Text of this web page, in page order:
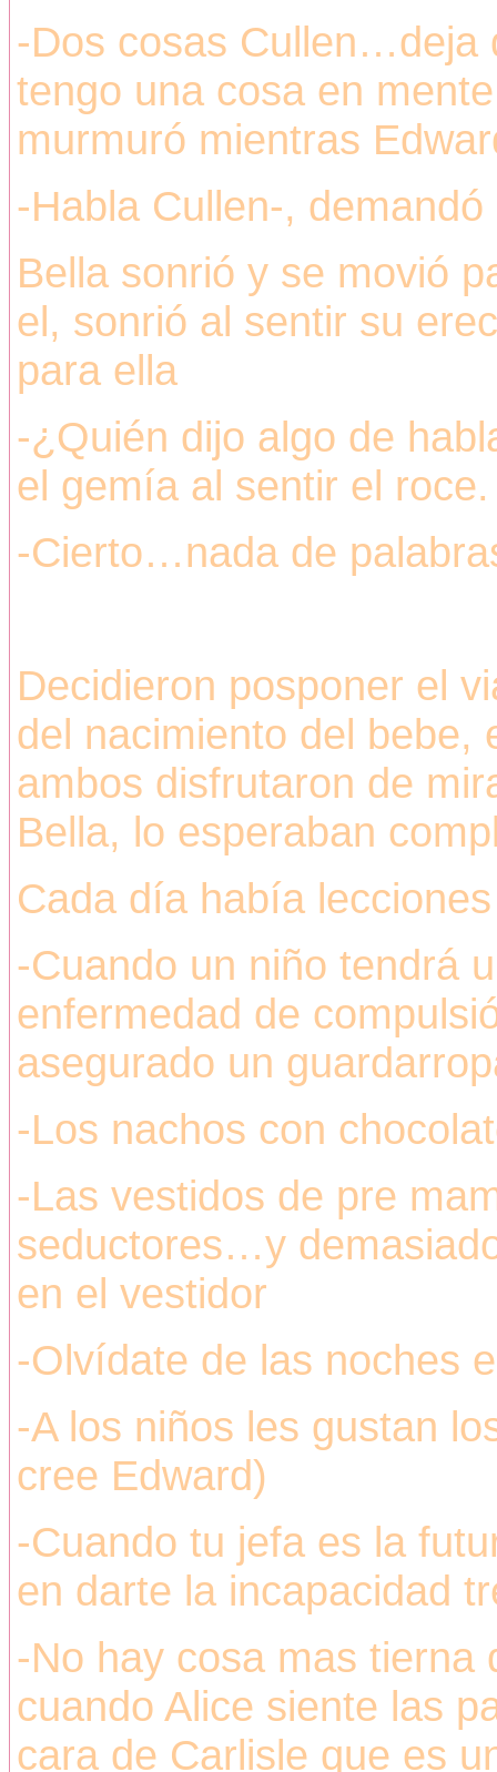
-Dos cosas
tengo una cosa en
murmuró mientras
-Habla Cullen-,
Bella sonrió y se movió
el, sonrió al sentir su
para ella
-¿Quién dijo algo de
el gemía al sentir el roce.
-Cierto…nada de
Decidieron posponer el
del nacimiento del bebe,
ambos disfrutaron de
Bella, lo esperaban
Cada día había
-Cuando un niño tendrá
enfermedad de
asegurado un
-Los nachos con
-Las vestidos de pre
seductores…y
en el vestidor
-Olvídate de las noches
-A los niños les gustan
cree Edward)
-Cuando tu jefa es la
en darte la incapacidad
-No hay cosa mas tierna
cuando Alice siente las
cara de Carlisle que es